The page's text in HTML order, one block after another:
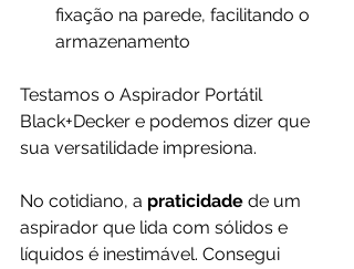
fixação na parede, facilitando o
armazenamento
Testamos o Aspirador Portátil
Black+Decker e podemos dizer que
sua versatilidade impresiona.
No cotidiano, a praticidade de um
aspirador que lida com sólidos e
líquidos é inestimável. Consegui